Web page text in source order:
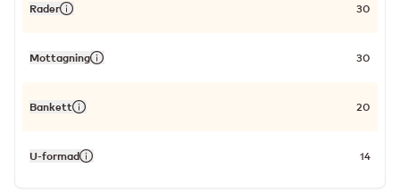
Rader 30
Mottagning 30
Bankett 20
U-formad 14